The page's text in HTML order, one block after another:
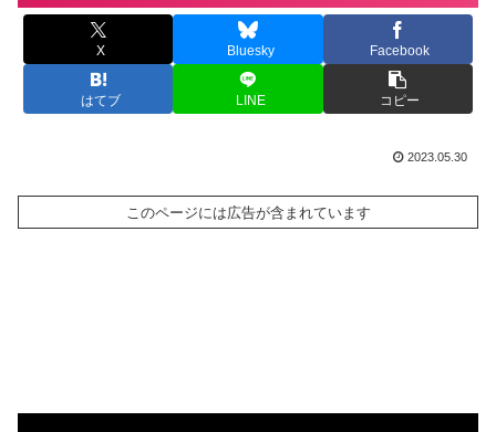
X Bluesky Facebook
はてブ LINE コピー
2023.05.30
このページには広告が含まれています